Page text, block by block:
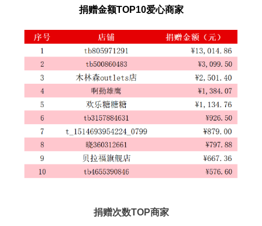
捐赠金额TOP10爱心商家
捐赠次数TOP商家